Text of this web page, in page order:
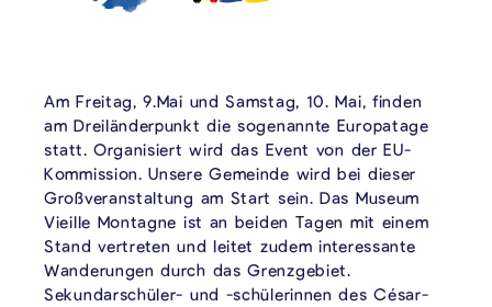
Am Freitag, 9.Mai und Samstag, 10. Mai, finden
am Dreiländerpunkt die sogenannte Europatage
statt. Organisiert wird das Event von der EU-
Kommission. Unsere Gemeinde wird bei dieser
Großveranstaltung am Start sein. Das Museum
Vieille Montagne ist an beiden Tagen mit einem
Stand vertreten und leitet zudem interessante
Wanderungen durch das Grenzgebiet.
Sekundarschüler- und -schülerinnen des César-